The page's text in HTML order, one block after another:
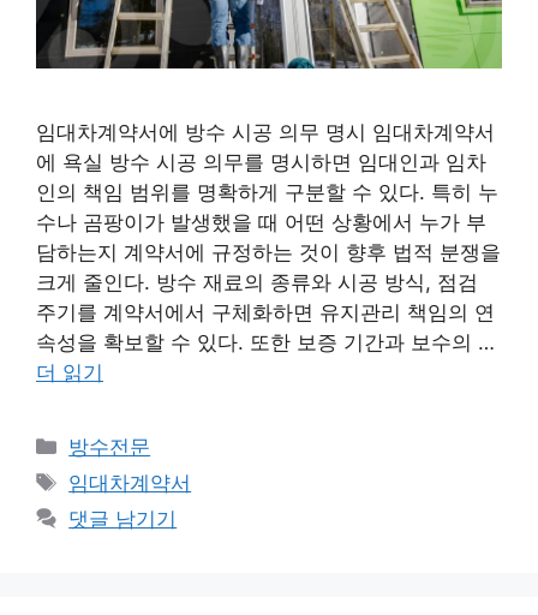
임대차계약서에 방수 시공 의무 명시 임대차계약서
에 욕실 방수 시공 의무를 명시하면 임대인과 임차
인의 책임 범위를 명확하게 구분할 수 있다. 특히 누
수나 곰팡이가 발생했을 때 어떤 상황에서 누가 부
담하는지 계약서에 규정하는 것이 향후 법적 분쟁을
크게 줄인다. 방수 재료의 종류와 시공 방식, 점검
주기를 계약서에서 구체화하면 유지관리 책임의 연
속성을 확보할 수 있다. 또한 보증 기간과 보수의 …
더 읽기
카
테
고
리
방수전문
태
그
임대차계약서
댓글 남기기